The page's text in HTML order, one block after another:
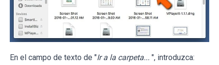
En el campo de texto de "Ir a la carpeta... ", introduzca: